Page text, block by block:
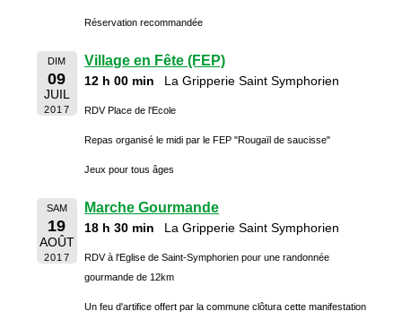
Réservation recommandée
DIM
09
JUIL
2017
Village en Fête (FEP)
12 h 00 min La Gripperie Saint Symphorien
RDV Place de l'Ecole
Repas organisé le midi par le FEP "Rougaïl de saucisse"
Jeux pour tous âges
SAM
19
AOÛT
2017
Marche Gourmande
18 h 30 min La Gripperie Saint Symphorien
RDV à l'Eglise de Saint-Symphorien pour une randonnée
gourmande de 12km
Un feu d'artifice offert par la commune clôtura cette manifestation